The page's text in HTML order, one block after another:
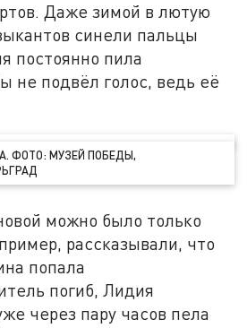
Даже зимой в лютую
синели пальцы
постоянно пила
не подвёл голос, ведь её
ФОТО: МУЗЕЙ ПОБЕДЫ,
можно было только
рассказывали, что
попала
погиб, Лидия
через пару часов пела